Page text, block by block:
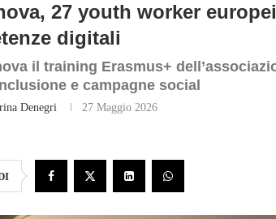
27 youth worker
digitali
il training Erasmus+
e campagne social
Denegri 27 Maggio 2026